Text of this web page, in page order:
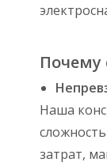
Почему
Наша
затрат,